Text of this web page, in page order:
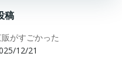
稿
がすごかった
12/21